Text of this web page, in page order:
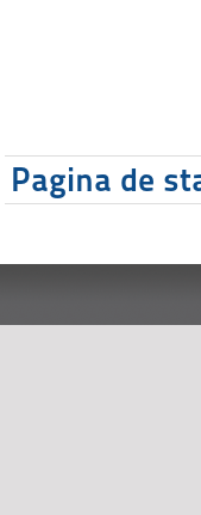
Pagina de